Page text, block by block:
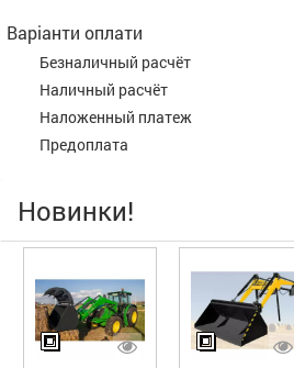
Варіанти оплати
Безналичный расчёт
Наличный расчёт
Наложенный платеж
Предоплата
Новинки!